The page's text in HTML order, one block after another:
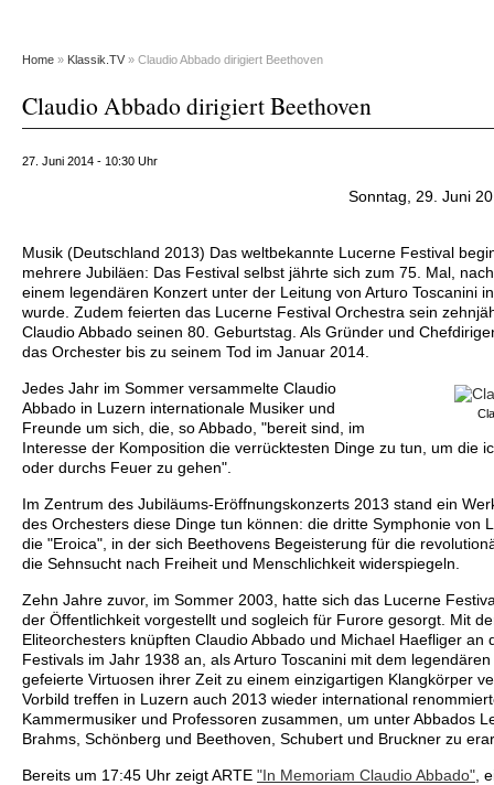
Home » Klassik.TV » Claudio Abbado dirigiert Beethoven
Claudio Abbado dirigiert Beethoven
27. Juni 2014 - 10:30 Uhr
Sonntag, 29. Juni
Musik (Deutschland 2013) Das weltbekannte Lucerne Festival
mehrere Jubiläen: Das Festival selbst jährte sich zum 75. Mal,
einem legendären Konzert unter der Leitung von Arturo Toscanini
wurde. Zudem feierten das Lucerne Festival Orchestra sein
Claudio Abbado seinen 80. Geburtstag. Als Gründer und
das Orchester bis zu seinem Tod im Januar 2014.
Jedes Jahr im Sommer versammelte Claudio
Abbado in Luzern internationale Musiker und
Freunde um sich, die, so Abbado, "bereit sind, im
Interesse der Komposition die verrücktesten Dinge zu tun, um die
oder durchs Feuer zu gehen".
Im Zentrum des Jubiläums-Eröffnungskonzerts 2013 stand ein
des Orchesters diese Dinge tun können: die dritte Symphonie von
die "Eroica", in der sich Beethovens Begeisterung für die
die Sehnsucht nach Freiheit und Menschlichkeit widerspiegeln.
Zehn Jahre zuvor, im Sommer 2003, hatte sich das Lucerne
der Öffentlichkeit vorgestellt und sogleich für Furore gesorgt. Mit
Eliteorchesters knüpften Claudio Abbado und Michael Haefliger an
Festivals im Jahr 1938 an, als Arturo Toscanini mit dem
gefeierte Virtuosen ihrer Zeit zu einem einzigartigen Klangkörper
Vorbild treffen in Luzern auch 2013 wieder international
Kammermusiker und Professoren zusammen, um unter Abbados
Brahms, Schönberg und Beethoven, Schubert und Bruckner zu
Bereits um 17:45 Uhr zeigt ARTE "In Memoriam Claudio Abbado",